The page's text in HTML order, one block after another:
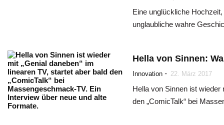
Eine unglückliche
unglaubliche wahre
Hella von Sinnen:
Innovation - 22. März 2017
Hella von Sinnen ist wieder
den „ComicTalk“ bei